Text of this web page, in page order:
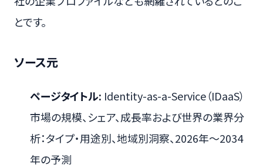
とです。
ソース元
ページタイトル: Identity-as-a-Service（IDaaS）
市場の規模、シェア、成長率および世界の業界分
析：タイプ・用途別、地域別洞察、2026年～2034
年の予測